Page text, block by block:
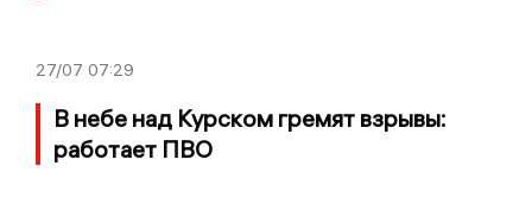
27/07 07:29
В небе над Курском гремят взрывы:
работает ПВО